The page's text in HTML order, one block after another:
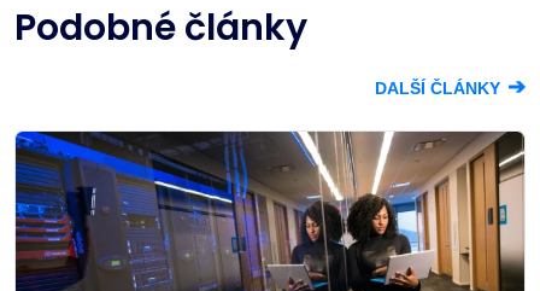
Podobné články
DALŠÍ ČLÁNKY ➔